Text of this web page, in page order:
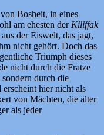
Bosheit, in eines
am ehesten derKiliffak
der Eiswelt, das jagt,
nicht gehört. Doch das
Triumph dieses
nicht durch die Fratze
sondern durch die
hier nicht als
von Mächten, die älter
als jeder